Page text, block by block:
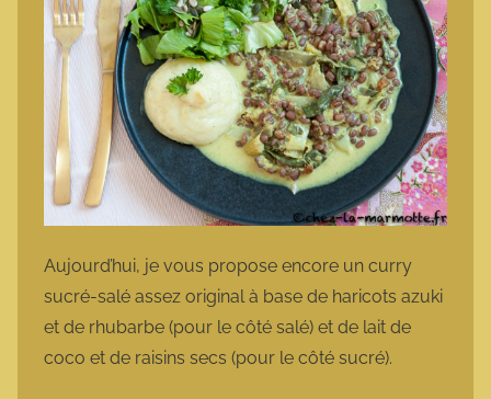
Aujourd’hui, je vous propose encore un curry
sucré-salé assez original à base de haricots azuki
et de rhubarbe (pour le côté salé) et de lait de
coco et de raisins secs (pour le côté sucré).